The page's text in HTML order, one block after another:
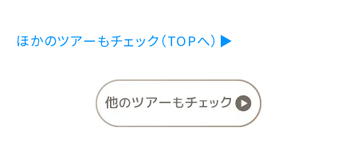
ほかのツアーもチェック（TOPへ）▶